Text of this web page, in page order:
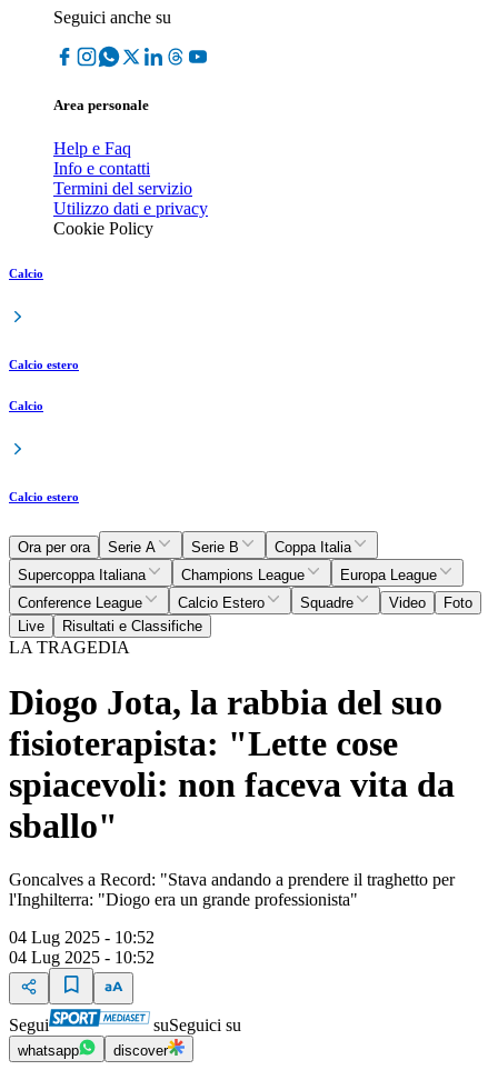
Seguici anche su
Area personale
Help e Faq
Info e contatti
Termini del servizio
Utilizzo dati e privacy
Cookie Policy
Calcio
Calcio estero
Calcio
Calcio estero
Ora per ora Serie A Serie B
Coppa Italia
Supercoppa Italiana
Champions League
Europa League
Conference League
Calcio Estero Squadre Video
Foto
Live
Risultati e Classifiche
LA TRAGEDIA
Diogo Jota, la rabbia del suo
fisioterapista: "Lette cose
spiacevoli: non faceva vita da
sballo"
Goncalves a Record: "Stava andando a prendere il traghetto per
l'Inghilterra: "Diogo era un grande professionista"
04 Lug 2025 - 10:52
04 Lug 2025 - 10:52
Segui suSeguici su
whatsapp discover